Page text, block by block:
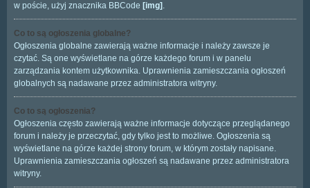
w poście, użyj znacznika BBCode [img] .
Co to są ogłoszenia globalne?
Ogłoszenia globalne zawierają ważne informacje i należy zawsze je
czytać. Są one wyświetlane na górze każdego forum i w panelu
zarządzania kontem użytkownika. Uprawnienia zamieszczania ogłoszeń
globalnych są nadawane przez administratora witryny.
Co to są ogłoszenia?
Ogłoszenia często zawierają ważne informacje dotyczące przeglądanego
forum i należy je przeczytać, gdy tylko jest to możliwe. Ogłoszenia są
wyświetlane na górze każdej strony forum, w którym zostały napisane.
Uprawnienia zamieszczania ogłoszeń są nadawane przez administratora
witryny.